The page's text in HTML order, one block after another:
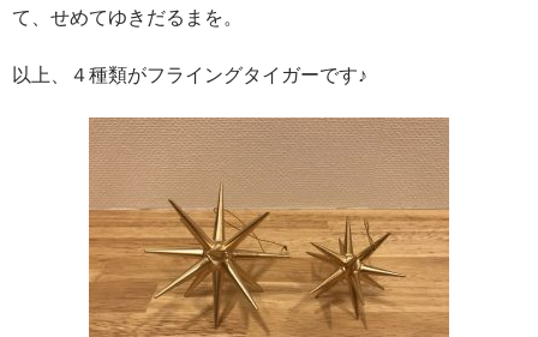
て、せめてゆきだるまを。
以上、４種類がフライングタイガーです♪